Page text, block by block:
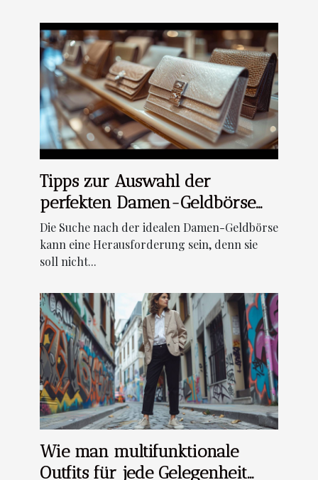
Tipps zur Auswahl der
perfekten Damen-Geldbörse
für jeden Anlass
Die Suche nach der idealen Damen-Geldbörse
kann eine Herausforderung sein, denn sie
soll nicht...
Wie man multifunktionale
Outfits für jede Gelegenheit